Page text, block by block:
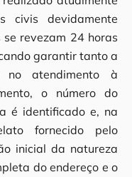
civis devidamente
revezam 24 horas
garantir tanto a
no atendimento à
o número do
é identificado e, na
fornecido pelo
inicial da natureza
do endereço e o